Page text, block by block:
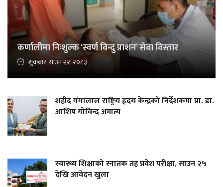
कर्णालीमा निःशुल्क ‘स्वर्ण विन्दु प्राशन’ सेवा विस्तार
शुक्रबार, साउन २२, २०८३
शहीद गंगालाल राष्ट्रिय हृदय केन्द्रको निर्देशकमा प्रा. डा.
आशिष गोविन्द अमात्य
स्वास्थ्य शिक्षाको स्नातक तह प्रवेश परीक्षा, साउन २५
देखि आवेदन खुला